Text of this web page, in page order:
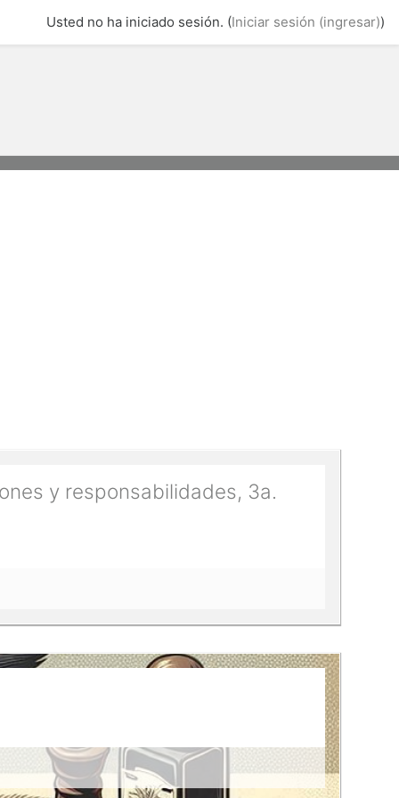
Usted no ha iniciado sesión. (Iniciar sesión (ingresar))
y responsabilidades, 3a.